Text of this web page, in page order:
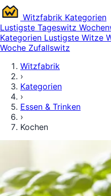
Witzfabrik Kategorien
Lustigste Tageswitz
Kategorien Lustigste Witze
Woche Zufallswitz
Witzfabrik
›
Kategorien
›
Essen & Trinken
›
Kochen